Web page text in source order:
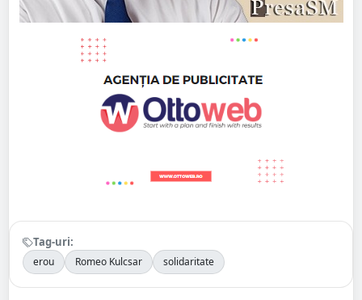
Tag-uri:
erou Romeo Kulcsar solidaritate